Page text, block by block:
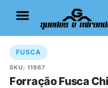
FUSCA
SKU: 11867
Forração Fusca